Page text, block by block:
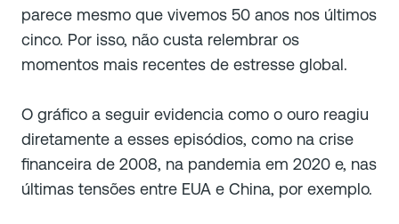
parece mesmo que vivemos 50 anos nos últimos
cinco. Por isso, não custa relembrar os
momentos mais recentes de estresse global.
O gráfico a seguir evidencia como o ouro reagiu
diretamente a esses episódios, como na crise
financeira de 2008, na pandemia em 2020 e, nas
últimas tensões entre EUA e China, por exemplo.